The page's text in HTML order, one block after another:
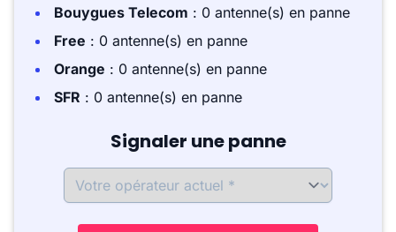
Bouygues Telecom : 0 antenne(s) en panne
Free : 0 antenne(s) en panne
Orange : 0 antenne(s) en panne
SFR : 0 antenne(s) en panne
Signaler une panne